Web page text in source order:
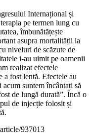
Internațional și
pe termen lung cu
îmbunătățește
asupra mortalității la
niveluri de scăzute de
i-au uimit pe oamenii
realizat efectele
a fost lentă. Efectele au
suntem încântați să
de lungă durată”. Încă o
de injecție folosit și
937013